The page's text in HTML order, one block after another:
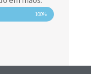
100%